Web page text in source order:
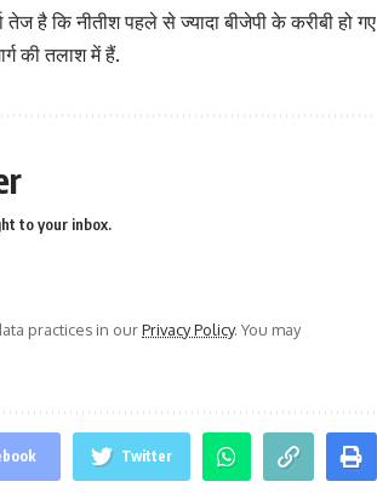
तेज है कि नीतीश पहले से ज्यादा बीजेपी के करीबी हो गए
की तलाश में हैं.
to your inbox.
practices in ourPrivacy Policy. You may
Twitter